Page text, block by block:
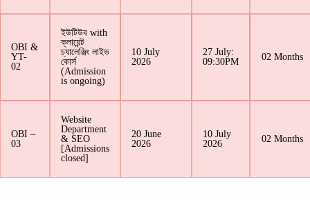
OBI &
YT-
02
ইউটিউব with
ক্লায়েন্ট
চ্যালেঞ্জিং লাইভ
কোর্স
(Admission
is ongoing)
10 July
2026
27 July:
09:30PM
02 Months
OBI –
03
Website
Department
& SEO
[Admissions
closed]
20 June
2026
10 July
2026
02 Months